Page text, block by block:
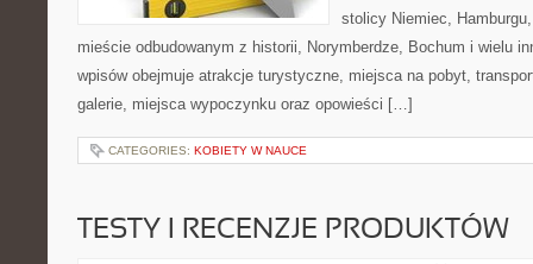
stolicy Niemiec,
mieście odbudowanym z historii, Norymberdze, Bochum i wielu
wpisów obejmuje atrakcje turystyczne, miejsca na pobyt,
galerie, miejsca wypoczynku oraz opowieści […]
CATEGORIES: KOBIETY W NAUCE
TESTY I RECENZJE PRODUKTÓW